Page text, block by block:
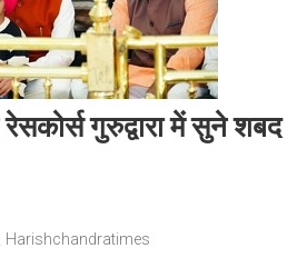
गुरुद्वारा में सुने शबद
Harishchandratimes